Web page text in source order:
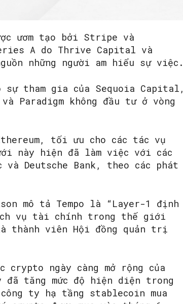
ươm tạo bởi Stripe và
A do Thrive Capital và
những người am hiểu sự việc.
sự tham gia của Sequoia Capital,
Paradigm không đầu tư ở vòng
tối ưu cho các tác vụ
này hiện đã làm việc với các
Deutsche Bank, theo các phát
mô tả Tempo là “Layer-1 định
vụ tài chính trong thế giới
thành viên Hội đồng quản trị
ngày càng mở rộng của
tăng mức độ hiện diện trong
ty hạ tầng stablecoin mua